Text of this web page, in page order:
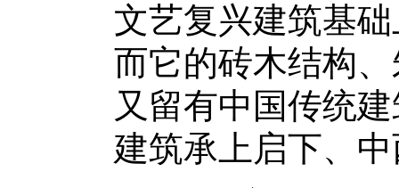
文艺复兴建筑基
而它的砖木结构
又留有中国传统
建筑承上启下、